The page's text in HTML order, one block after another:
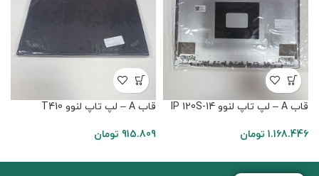
قاب A – لپ تاپ لنوو IP 120S-14
1.168.446 تومان
قاب A – لپ تاپ لنوو T410
915.809 تومان